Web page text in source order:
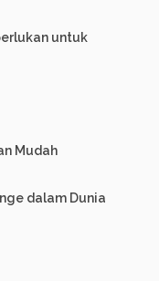
untuk
Mudah
dalam Dunia